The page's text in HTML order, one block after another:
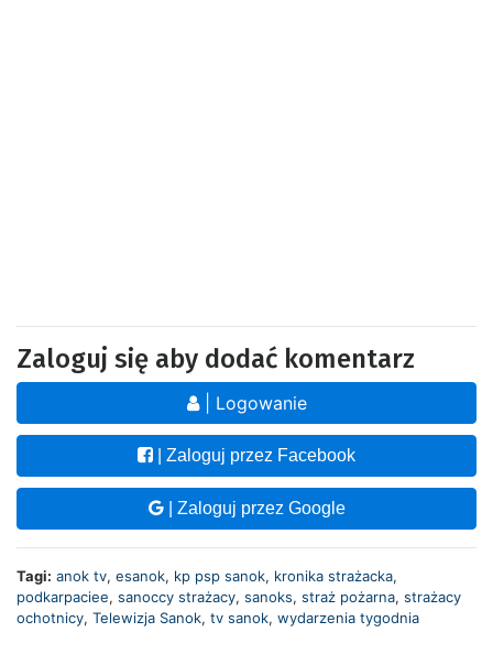
Zaloguj się aby dodać komentarz
| Logowanie
| Zaloguj przez Facebook
| Zaloguj przez Google
Tagi: anok tv, esanok, kp psp sanok, kronika strażacka,
podkarpaciee, sanoccy strażacy, sanoks, straż pożarna, strażacy
ochotnicy, Telewizja Sanok, tv sanok, wydarzenia tygodnia